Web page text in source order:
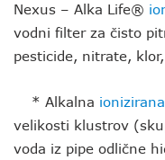
Nexus – Alka Life®
vodni filter za čisto
pesticide, nitrate,
* Alkalna
velikosti klustrov
voda iz pipe odlične